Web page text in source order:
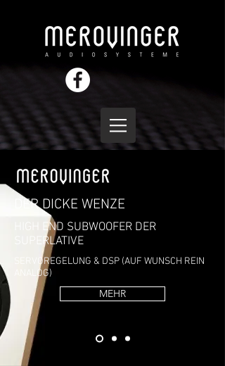
DER DICKE WENZE
HIGH END SUBWOOFER DER
SUPERLATIVE
SERVOREGELUNG & DSP (AUF WUNSCH REIN
ANALOG)
MEHR